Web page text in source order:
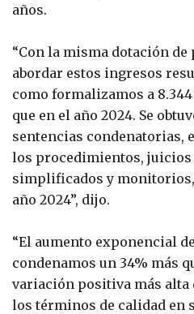
años.
“Con la misma dotación
abordar estos ingresos
como formalizamos a
que en el año 2024. Se
sentencias condenatorias,
los procedimientos, juicios
simplificados y monitorios,
año 2024”, dijo.
“El aumento exponencial
condenamos un 34% más
variación positiva más alta
los términos de calidad en